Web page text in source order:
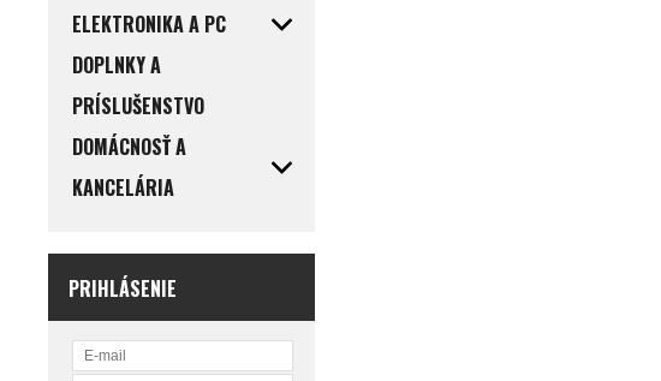
ELEKTRONIKA A PC
DOPLNKY A
PRÍSLUŠENSTVO
DOMÁCNOSŤ A
KANCELÁRIA
PRIHLÁSENIE